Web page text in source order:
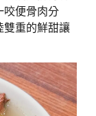
咬便骨肉分
雙重的鮮甜讓